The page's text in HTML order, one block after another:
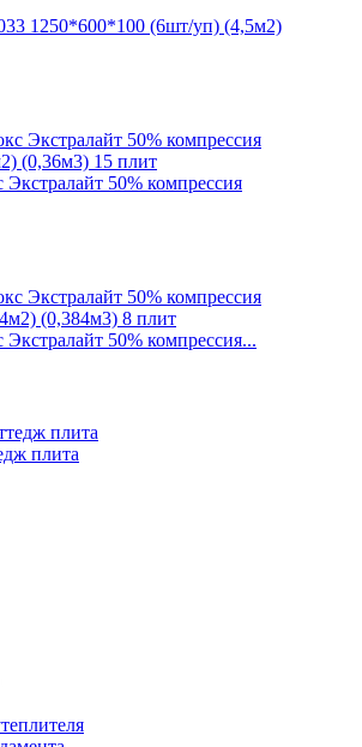
1250*600*100 (6шт/уп) (4,5м2)
50% компрессия
50% компрессия...
плита